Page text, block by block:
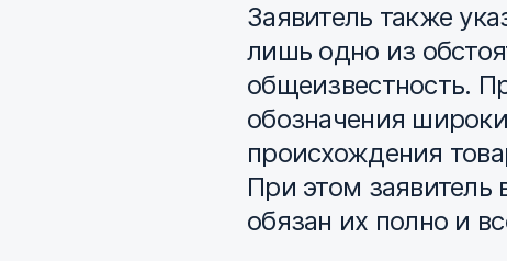
Заявитель также
лишь одно из
общеизвестность.
обозначения
происхождения
При этом заявитель
обязан их полно и